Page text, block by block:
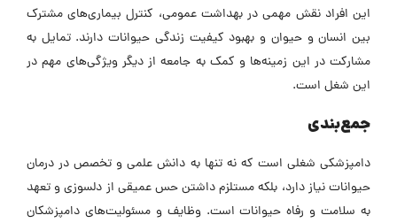
این افراد نقش مهمی در بهداشت عمومی، کنترل بیماری‌های مشترک
بین انسان و حیوان و بهبود کیفیت زندگی حیوانات دارند. تمایل به
مشارکت در این زمینه‌ها و کمک به جامعه از دیگر ویژگی‌های مهم در
این شغل است.
جمع‌بندی
دامپزشکی شغلی است که نه تنها به دانش علمی و تخصص در درمان
حیوانات نیاز دارد، بلکه مستلزم داشتن حس عمیقی از دلسوزی و تعهد
به سلامت و رفاه حیوانات است. وظایف و مسئولیت‌های دامپزشکان